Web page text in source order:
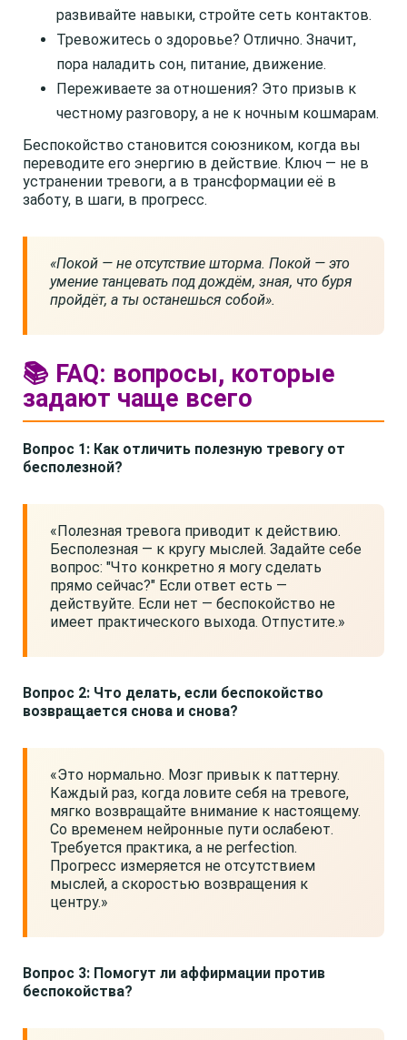
развивайте навыки, стройте сеть контактов.
Тревожитесь о здоровье? Отлично. Значит,
пора наладить сон, питание, движение.
Переживаете за отношения? Это призыв к
честному разговору, а не к ночным кошмарам.
Беспокойство становится союзником, когда вы
переводите его энергию в действие. Ключ — не в
устранении тревоги, а в трансформации её в
заботу, в шаги, в прогресс.
«Покой — не отсутствие шторма. Покой — это
умение танцевать под дождём, зная, что буря
пройдёт, а ты останешься собой».
📚 FAQ: вопросы, которые
задают чаще всего
Вопрос 1: Как отличить полезную тревогу от
бесполезной?
«Полезная тревога приводит к действию.
Бесполезная — к кругу мыслей. Задайте себе
вопрос: "Что конкретно я могу сделать
прямо сейчас?" Если ответ есть —
действуйте. Если нет — беспокойство не
имеет практического выхода. Отпустите.»
Вопрос 2: Что делать, если беспокойство
возвращается снова и снова?
«Это нормально. Мозг привык к паттерну.
Каждый раз, когда ловите себя на тревоге,
мягко возвращайте внимание к настоящему.
Со временем нейронные пути ослабеют.
Требуется практика, а не perfection.
Прогресс измеряется не отсутствием
мыслей, а скоростью возвращения к
центру.»
Вопрос 3: Помогут ли аффирмации против
беспокойства?